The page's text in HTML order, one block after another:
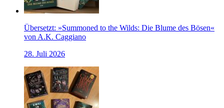
Übersetzt: »Summoned to the Wilds: Die Blume des Bösen«
von A.K. Caggiano
28. Juli 2026